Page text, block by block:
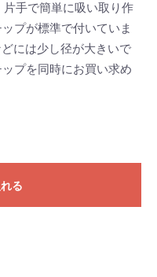
手で簡単に吸い取り作
プが標準で付いていま
には少し径が大きいで
プを同時にお買い求め
る